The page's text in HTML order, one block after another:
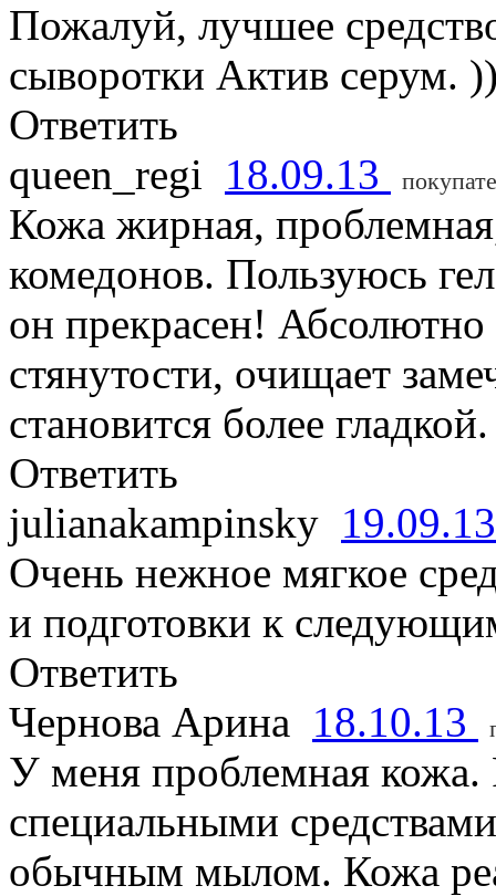
Пожалуй, лучшее
сыворотки Актив серум.
Ответить
queen_regi 18.09.13
Кожа жирная,
комедонов. Пользуюсь
он прекрасен! Абсолютно
стянутости, очищает
становится более гладкой.
Ответить
julianakampinsky
Очень нежное мягкое
и подготовки к
Ответить
Чернова Арина 18.10.13
У меня проблемная
специальными
обычным мылом. Кожа